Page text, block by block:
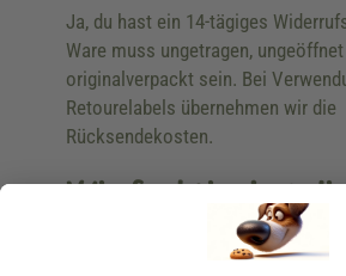
Ja, du hast ein 14-tägiges
Ware muss ungetragen, ungeöffnet
originalverpackt sein. Bei
Retourelabels übernehmen wir die
Rücksendekosten.
Wie funktioniert die
Rücksendung?